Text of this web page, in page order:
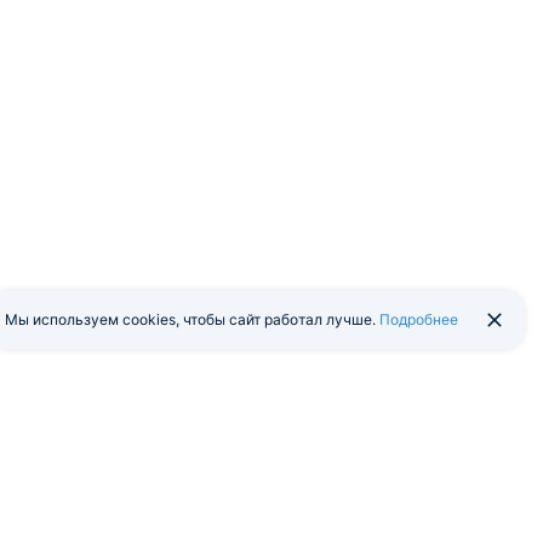
Мы используем cookies, чтобы сайт работал лучше. Подробнее